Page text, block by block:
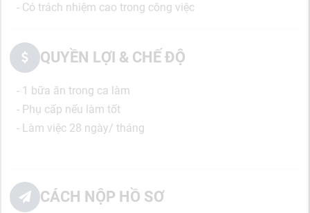
- Có trách nhiệm cao trong công việc
QUYỀN LỢI & CHẾ ĐỘ
- 1 bữa ăn trong ca làm
- Phụ cấp nếu làm tốt
- Làm việc 28 ngày/ tháng
CÁCH NỘP HỒ SƠ